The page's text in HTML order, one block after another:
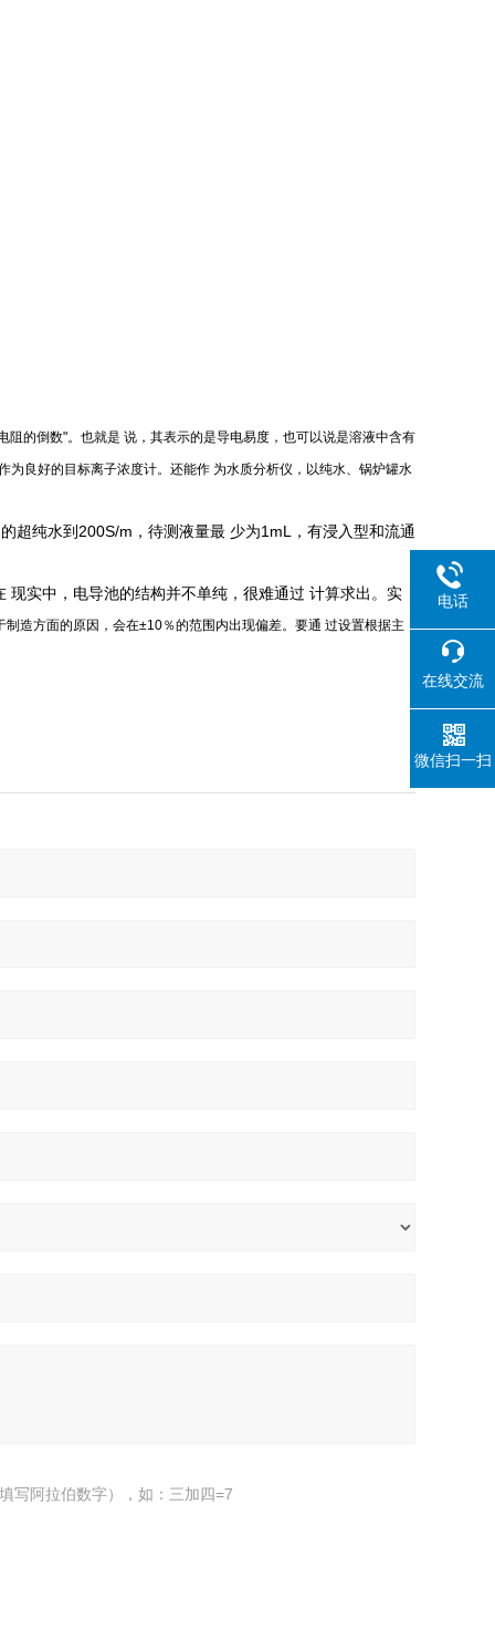
的倒数"。也就是 说，其表示的是导电易度，也可以说是溶液中含有
良好的目标离子浓度计。还能作 为水质分析仪，以纯水、锅炉罐水
超纯水到200S/m，待测液量最 少为1mL，有浸入型和流通
实中，电导池的结构并不单纯，很难通过 计算求出。实
制造方面的原因，会在±10％的范围内出现偏差。要通 过设置根据主
写阿拉伯数字），如：三加四=7
电话
在线交流
微信扫一扫